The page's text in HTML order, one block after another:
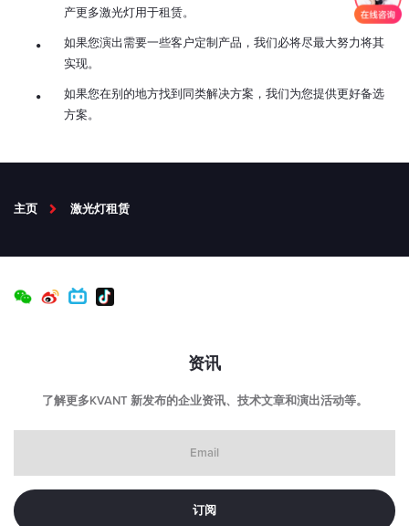
产更多激光灯用于租赁。
如果您演出需要一些客户定制产品，我们必将尽最大努力将其
实现。
如果您在别的地方找到同类解决方案，我们为您提供更好备选
方案。
主页 激光灯租赁
资讯
了解更多KVANT 新发布的企业资讯、技术文章和演出活动等。